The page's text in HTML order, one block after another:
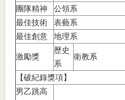
團隊精神
公領系
最佳技術
表藝系
最佳創意
地理系
激勵獎
歷史
系
衛教系
【破紀錄獎項】
男乙跳高